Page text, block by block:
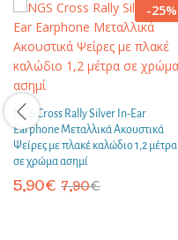
-25%
NGS Cross Rally Silver In-Ear
Earphone Μεταλλικά Ακουστικά
Ψείρες με πλακέ καλώδιο 1,2 μέτρα
σε χρώμα ασημί
5,90€ 7,90€